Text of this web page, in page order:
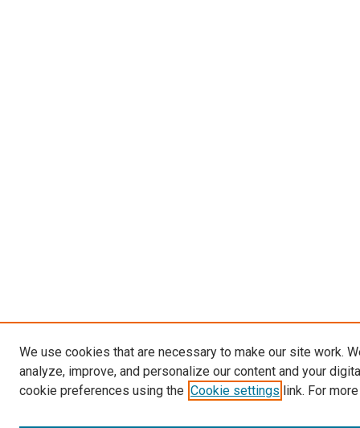
We use cookies that are necessary to make our site work.
analyze, improve, and personalize our content and your
cookie preferences using the Cookie settings link. For